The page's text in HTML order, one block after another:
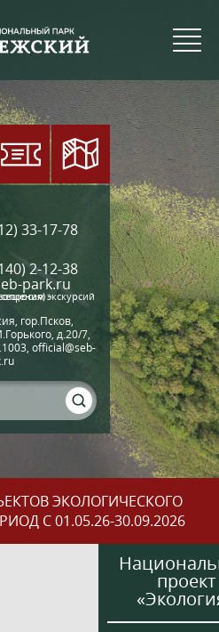
33-17-78
2-12-38
park.ru
экскурсий и посещения)
гор.Псков,
д.20/7,
official@seb-
ЭКОЛОГИЧЕСКОГО
С 01.05.26-30.09.2026
проект